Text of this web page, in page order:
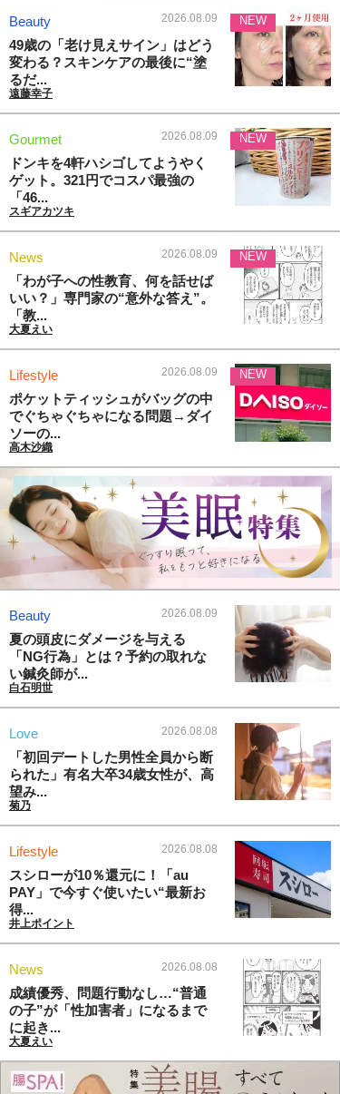
Beauty 2026.08.09
49歳の「老け見えサイン」はどう
変わる？スキンケアの最後に“塗
るだ...
遠藤幸子
NEW
Gourmet 2026.08.09
ドンキを4軒ハシゴしてようやく
ゲット。321円でコスパ最強の
「46...
スギアカツキ
NEW
News 2026.08.09
「わが子への性教育、何を話せば
いい？」専門家の“意外な答え”。
「教...
大夏えい
NEW
Lifestyle 2026.08.09
ポケットティッシュがバッグの中
でぐちゃぐちゃになる問題→ダイ
ソーの...
高木沙織
NEW
Beauty 2026.08.09
夏の頭皮にダメージを与える
「NG行為」とは？予約の取れな
い鍼灸師が...
白石明世
Love 2026.08.08
「初回デートした男性全員から断
られた」有名大卒34歳女性が、高
望み...
菊乃
Lifestyle 2026.08.08
スシローが10％還元に！「au
PAY」で今すぐ使いたい“最新お
得...
井上ポイント
News 2026.08.08
成績優秀、問題行動なし…“普通
の子”が「性加害者」になるまで
に起き...
大夏えい